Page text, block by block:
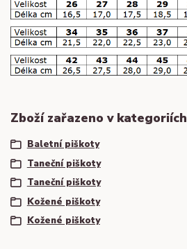
Zboží zařazeno v kategoriích
Baletní piškoty
Taneční piškoty
Taneční piškoty
Kožené piškoty
Kožené piškoty